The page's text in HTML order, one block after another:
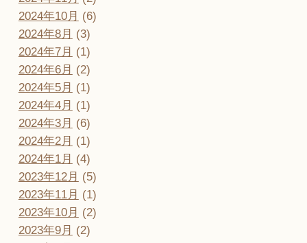
2024年10月 (6)
2024年8月 (3)
2024年7月 (1)
2024年6月 (2)
2024年5月 (1)
2024年4月 (1)
2024年3月 (6)
2024年2月 (1)
2024年1月 (4)
2023年12月 (5)
2023年11月 (1)
2023年10月 (2)
2023年9月 (2)